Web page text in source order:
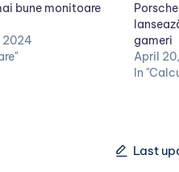
bune monitoare
2024
gameri
April
In
Last